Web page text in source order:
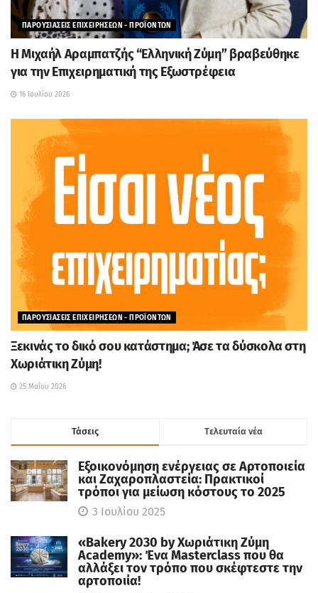
ΠΑΡΟΥΣΙΑΣΕΙΣ ΕΠΙΧΕΙΡΗΣΕΩΝ - ΠΡΟΪΟΝΤΩΝ
H Μιχαήλ Αραμπατζής “Ελληνική Ζύμη” βραβεύθηκε
για την Επιχειρηματική της Εξωστρέφεια
16 Ιουλίου 2026
ΠΑΡΟΥΣΙΑΣΕΙΣ ΕΠΙΧΕΙΡΗΣΕΩΝ - ΠΡΟΪΟΝΤΩΝ
Ξεκινάς το δικό σου κατάστημα; Άσε τα δύσκολα στη
Χωριάτικη Ζύμη!
25 Μαΐου 2026
Τάσεις Tελευταία νέα
Εξοικονόμηση ενέργειας σε Αρτοποιεία
και Ζαχαροπλαστεία: Πρακτικοί
τρόποι για μείωση κόστους το 2025
3 Ιουλίου 2025
«Bakery 2030 by Χωριάτικη Ζύμη
Academy»: Ένα Masterclass που θα
αλλάξει τον τρόπο που σκέφτεστε την
αρτοποιία!